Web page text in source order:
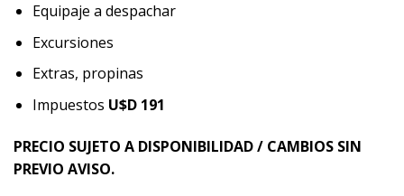
Equipaje a despachar
Excursiones
Extras, propinas
Impuestos U$D 191
PRECIO SUJETO A DISPONIBILIDAD / CAMBIOS SIN
PREVIO AVISO.